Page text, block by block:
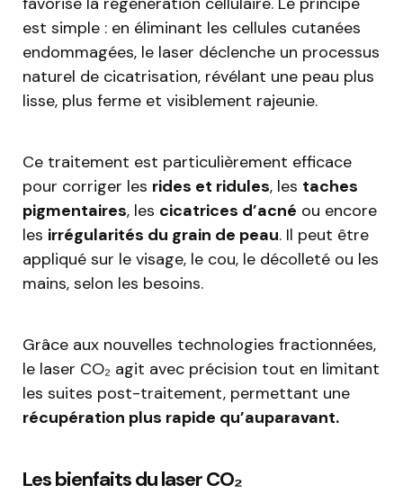
est simple : en éliminant les cellules cutanées
endommagées, le laser déclenche un processus
naturel de cicatrisation, révélant une peau plus
lisse, plus ferme et visiblement rajeunie.
Ce traitement est particulièrement efficace
pour corriger les rides et ridules, les taches
pigmentaires, les cicatrices d’acné ou encore
les irrégularités du grain de peau. Il peut être
appliqué sur le visage, le cou, le décolleté ou les
mains, selon les besoins.
Grâce aux nouvelles technologies fractionnées,
le laser CO₂ agit avec précision tout en limitant
les suites post-traitement, permettant une
récupération plus rapide qu’auparavant.
Les bienfaits du laser CO₂